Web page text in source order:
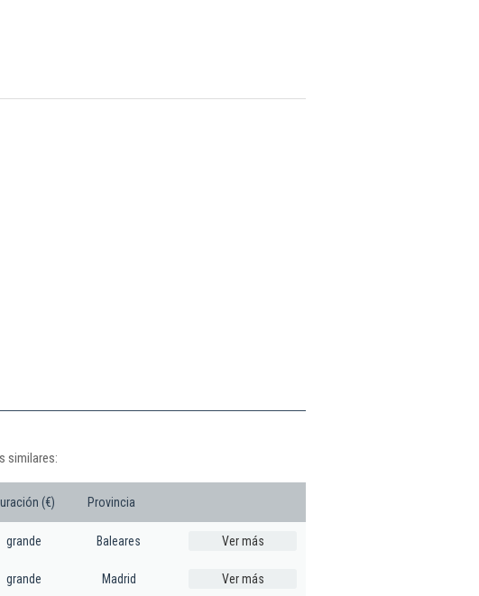
similares:
(€) Provincia
grande Baleares Ver más
grande Madrid Ver más